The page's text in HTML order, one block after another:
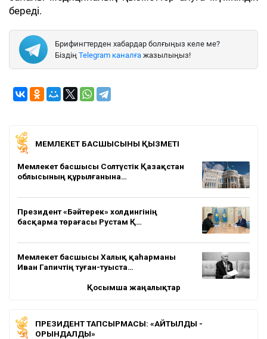
береді.
Брифингтерден хабардар болғыңыз келе ме?
Біздің Telegram каналға жазылыңыз!
МЕМЛЕКЕТ БАСШЫСЫНЫҢ ҚЫЗМЕТІ
Мемлекет басшысы Солтүстік Қазақстан
облысының құрылғанына…
Президент «Бәйтерек» холдингінің
басқарма төрағасы Рустам Қ…
Мемлекет басшысы Халық қаһарманы
Иван Гапичтің туған-туыста…
Қосымша жаңалықтар
ПРЕЗИДЕНТ ТАПСЫРМАСЫ: «АЙТЫЛДЫ -
ОРЫНДАЛДЫ»